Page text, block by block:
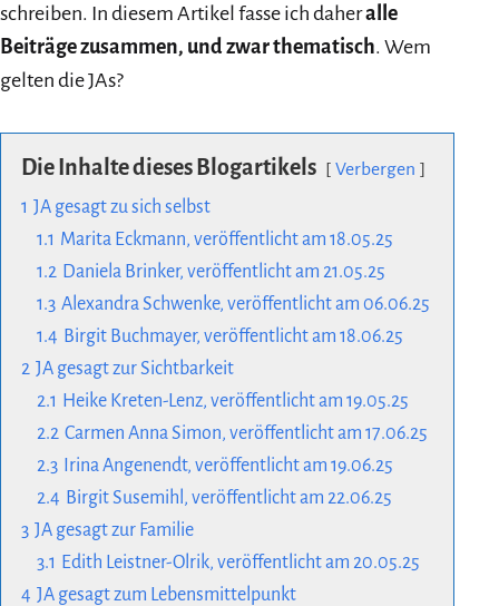
schreiben. In diesem Artikel fasse ich daheralle
Beiträge zusammen, und zwar thematisch. Wem
gelten die JAs?
Die Inhalte dieses Blogartikels
Verbergen
1 JA gesagt zu sich selbst
1.1 Marita Eckmann, veröffentlicht am 18.05.25
1.2 Daniela Brinker, veröffentlicht am 21.05.25
1.3 Alexandra Schwenke, veröffentlicht am 06.06.25
1.4 Birgit Buchmayer, veröffentlicht am 18.06.25
2 JA gesagt zur Sichtbarkeit
2.1 Heike Kreten-Lenz, veröffentlicht am 19.05.25
2.2 Carmen Anna Simon, veröffentlicht am 17.06.25
2.3
Irina Angenendt, veröffentlicht am 19.06.25
2.4 Birgit Susemihl, veröffentlicht am 22.06.25
3 JA gesagt zur Familie
3.1 Edith Leistner-Olrik, veröffentlicht am 20.05.25
4 JA gesagt zum Lebensmittelpunkt